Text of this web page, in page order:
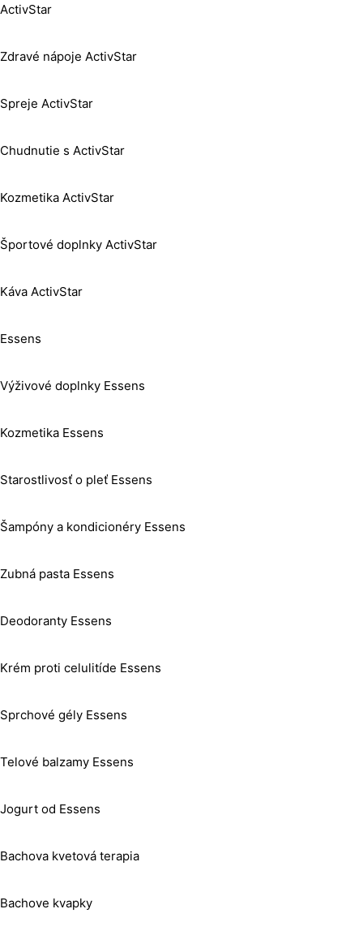
ActivStar
Zdravé nápoje ActivStar
Spreje ActivStar
Chudnutie s ActivStar
Kozmetika ActivStar
Športové doplnky ActivStar
Káva ActivStar
Essens
Výživové doplnky Essens
Kozmetika Essens
Starostlivosť o pleť Essens
Šampóny a kondicionéry Essens
Zubná pasta Essens
Deodoranty Essens
Krém proti celulitíde Essens
Sprchové gély Essens
Telové balzamy Essens
Jogurt od Essens
Bachova kvetová terapia
Bachove kvapky